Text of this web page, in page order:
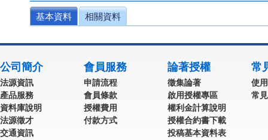
基本資料 相關資料
公司簡介
法源資訊
產品服務
資料庫說明
法源徵才
交通資訊
會員服務
申請流程
會員條款
授權費用
付款方式
論著授權
徵集論著
啟用授權專區
權利金計算說明
授權合約書下載
投稿基本資料表
常
使
常